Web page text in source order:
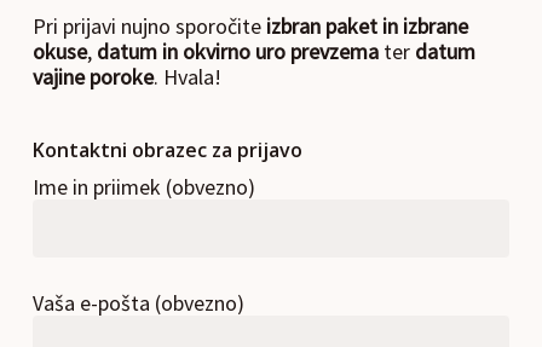
Pri prijavi nujno sporočite izbran paket in izbrane
okuse, datum in okvirno uro prevzematerdatum
vajine poroke. Hvala!
Kontaktni obrazec za prijavo
Ime in priimek (obvezno)
Vaša e-pošta (obvezno)